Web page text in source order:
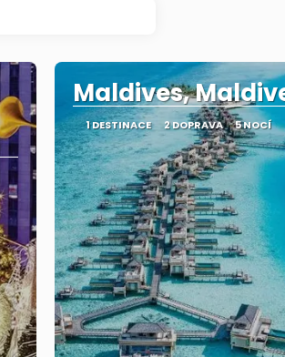
Maldives,
1 DESTINACE 2 DOPRAVA 5 NOCÍ